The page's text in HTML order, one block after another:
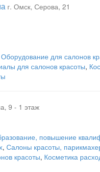
г. Омск, Серова, 21
Оборудование для салонов
для салонов красоты,
9 - 1 этаж
повышение
, Салоны красоты,
красоты, Косметика